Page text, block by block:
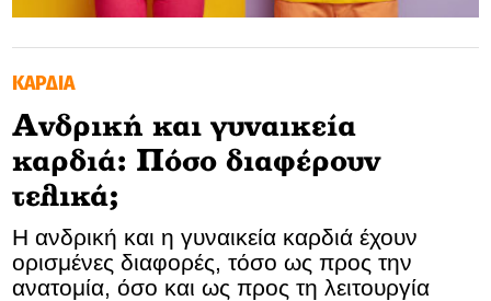
SOOZIE’S FRIENDS
CULTURE
TASTELAND
TECH
HEALTH
ΚΑΡΔΙΑ
Ανδρική και γυναικεία
καρδιά: Πόσο διαφέρουν
τελικά;
Η ανδρική και η γυναικεία καρδιά έχουν
ορισμένες διαφορές, τόσο ως προς την
ανατομία, όσο και ως προς τη λειτουργία